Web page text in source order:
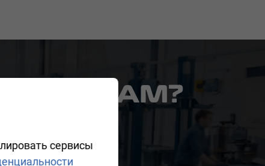
ВАМ?
сервисы